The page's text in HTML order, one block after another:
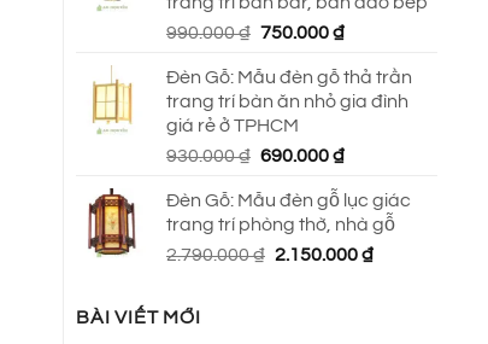
990.000₫ Giá
là:
990.000 ₫.
750.000₫Giá
tại
là:
Đèn Gỗ: Mẫu đèn gỗ thả trần
trang trí bàn ăn nhỏ gia đình
giá rẻ ở TPHCM
930.000₫ Giá
là:
930.000 ₫.
690.000₫Giá
tại
là:
690.000 ₫.
Đèn Gỗ: Mẫu đèn gỗ lục giác
trang trí phòng thờ, nhà gỗ
2.790.000₫ Giá
2.150.000₫Giá
BÀI VIẾT MỚI